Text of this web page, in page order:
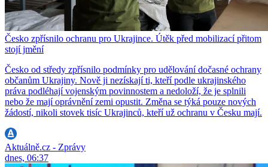
Česko zpřísnilo ochranu pro Ukrajince. Útěk před mobilizací přitom
stojí jmění
Česko od středy zpřísnilo podmínky pro udělování dočasné ochrany
občanům Ukrajiny. Nově ji nezískají ti, kteří podle ukrajinského
práva podléhají vojenským povinnostem a nedoloží, že je splnili
nebo že mají oprávnění zemi opustit. Změna se týká pouze nových
žádostí, nikoli stovek tisíc Ukrajinců, kteří už ochranu v Česku mají.
Aktuálně.cz - Zprávy
dnes, 06:37